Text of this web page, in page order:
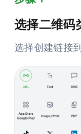
选择二维码
选择创建链接